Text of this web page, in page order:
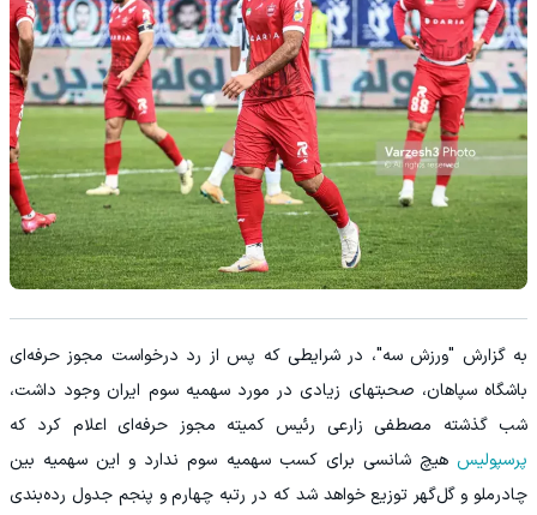
به گزارش "ورزش سه"، در شرایطی که پس از رد درخواست مجوز حرفه‌ای
باشگاه سپاهان، صحبتهای زیادی در مورد سهمیه سوم ایران وجود داشت،
شب گذشته مصطفی زارعی رئیس کمیته مجوز حرفه‌ای اعلام کرد که
پرسپولیس هیچ شانسی برای کسب سهمیه سوم ندارد و این سهمیه بین
چادرملو و گل‌گهر توزیع خواهد شد که در رتبه چهارم و پنجم جدول رده‌بندی